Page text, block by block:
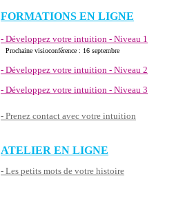
FORMATIONS EN LIGNE
- Développez votre intuition - Niveau 1
Prochaine visioconférence : 16 septembre
- Développez votre intuition - Niveau 2
- Développez votre intuition - Niveau 3
- Prenez contact avec votre intuition
ATELIER EN LIGNE
- Les petits mots de votre histoire